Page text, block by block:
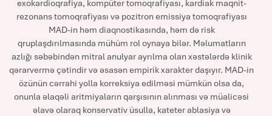
exokardioqrafiya, kompüter tomoqrafiyası, kardiak maqnit-
rezonans tomoqrafiyası və pozitron emissiya tomoqrafiyası
MAD-in həm diaqnostikasında, həm də risk
qruplaşdırılmasında mühüm rol oynaya bilər. Məlumatların
azlığı səbəbindən mitral anulyar ayrılma olan xəstələrdə klinik
qərarvermə çətindir və əsasən empirik xarakter daşıyır. MAD-in
özünün cərrahi yolla korreksiya edilməsi mümkün olsa da,
onunla əlaqəli aritmiyaların qarşısının alınması və müalicəsi
əlavə olaraq konservativ üsulla, kateter ablasiya və